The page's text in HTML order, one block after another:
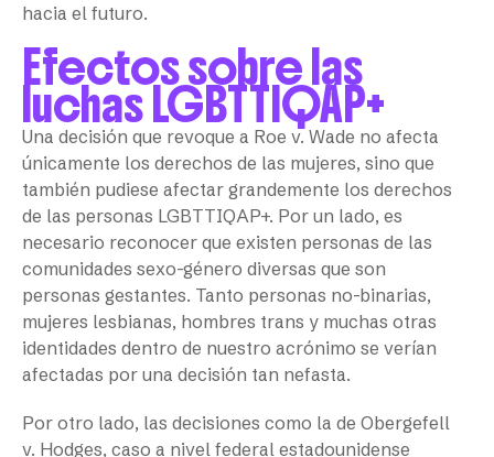
hacia el futuro.
Efectos sobre las
luchas LGBTTIQAP+
Una decisión que revoque a Roe v. Wade no afecta
únicamente los derechos de las mujeres, sino que
también pudiese afectar grandemente los derechos
de las personas LGBTTIQAP+. Por un lado, es
necesario reconocer que existen personas de las
comunidades sexo-género diversas que son
personas gestantes. Tanto personas no-binarias,
mujeres lesbianas, hombres trans y muchas otras
identidades dentro de nuestro acrónimo se verían
afectadas por una decisión tan nefasta.
Por otro lado, las decisiones como la de Obergefell
v. Hodges, caso a nivel federal estadounidense